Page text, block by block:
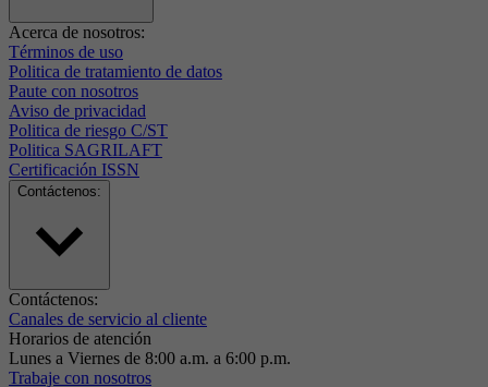
Acerca de nosotros:
Términos de uso
Politica de tratamiento de datos
Paute con nosotros
Aviso de privacidad
Politica de riesgo C/ST
Politica SAGRILAFT
Certificación ISSN
Contáctenos:
Contáctenos:
Canales de servicio al cliente
Horarios de atención
Lunes a Viernes de 8:00 a.m. a 6:00 p.m.
Trabaje con nosotros